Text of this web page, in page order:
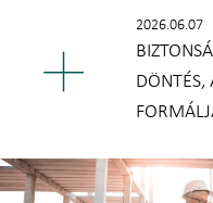
2026.06.07
DÖNTÉS,